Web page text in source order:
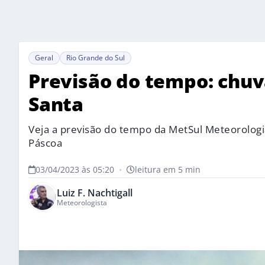
Geral Rio Grande do Sul
Previsão do tempo:
Santa
Veja a previsão do tempo da MetSul
Páscoa
03/04/2023 às 05:20 • leitura em 5 min
Luiz F. Nachtigall
Meteorologista